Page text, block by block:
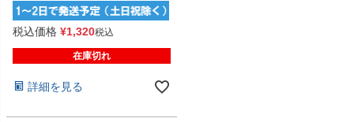
税込価格 ¥1,320税込
在庫切れ
詳細を見る